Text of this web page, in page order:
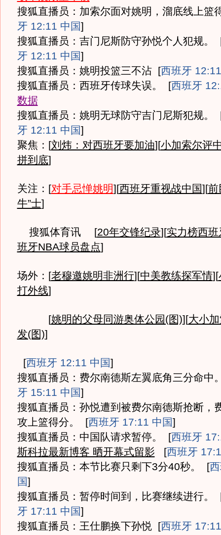
搜狐直播员：加索尔面对姚明，溜底线上篮
牙 12:11 中国]
搜狐直播员：吉门尼斯防守孙悦个人犯规。
牙 12:11 中国]
搜狐直播员：姚明投篮三不沾[西班牙
搜狐直播员：西班牙传球失误。
[西班牙
数据
搜狐直播员：姚明无球防守吉门尼斯犯规。
牙 12:11 中国]
聚焦：[刘炜：对西班牙要加油][小加索尔评
拼到底]
关注：[对手忌惮姚明][西班牙重视战中国][前
牛”士]
搜狐体育讯 [20年交锋纪录][实力榜西
班牙NBA球员盘点]
场外：[老穆邀姚明非洲行][中美教练探军情][
打外线]
[姚明的父母同游奥体公园(图)][大小
发(图)]
[西班牙 12:11 中国]
搜狐直播员：费尔南德斯左翼底角三分命中
牙 15:11 中国]
搜狐直播员：孙悦遭到被费尔南德斯抢断，
攻上篮得分。
[西班牙 17:11 中国]
搜狐直播员：中国队请求暂停。
[西班牙
斯科拉最新博客 晒开幕式留影
[西班牙
搜狐直播员：本节比赛只剩下3分40秒。
[
国]
搜狐直播员：暂停时间到，比赛继续进行。
牙 17:11 中国]
搜狐直播员：王仕鹏换下孙悦[西班牙